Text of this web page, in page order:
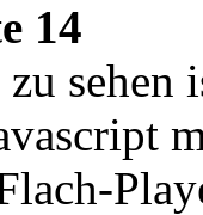
14
sehen